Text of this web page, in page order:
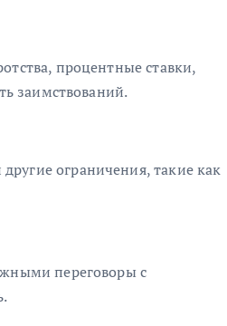
процентные ставки,
заимствований.
ограничения, такие как
переговоры с